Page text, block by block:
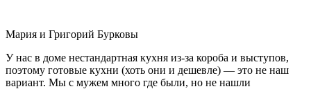
Мария и Григорий Бурковы
У нас в доме нестандартная кухня из-за короба и выступов,
поэтому готовые кухни (хоть они и дешевле) — это не наш
вариант. Мы с мужем много где были, но не нашли